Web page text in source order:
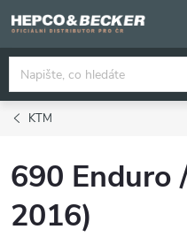
na
obsah
KTM
690 Enduro
2016)